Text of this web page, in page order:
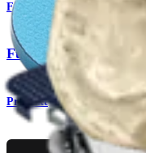
Fuß & Sprunggelenk
Fuß-Komplettsystem
Produkt